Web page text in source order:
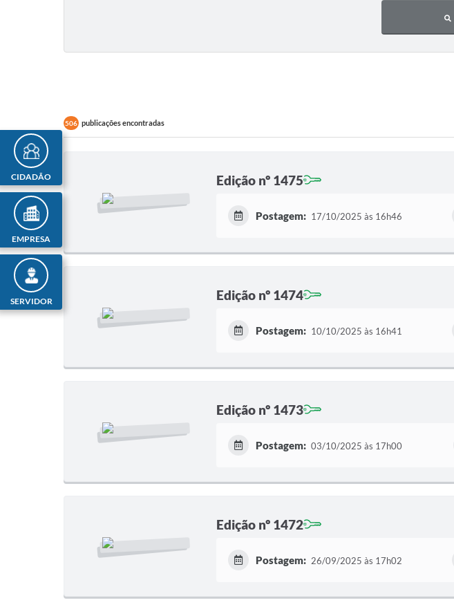
CIDADÃO
EMPRESA
SERVIDOR
506 publicações encontradas
Edição nº 1475
Postagem: 17/10/2025 às 16h46
Edição nº 1474
Postagem: 10/10/2025 às 16h41
Edição nº 1473
Postagem: 03/10/2025 às 17h00
Edição nº 1472
Postagem: 26/09/2025 às 17h02